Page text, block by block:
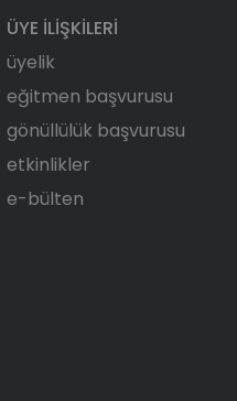
ÜYE ILIŞKILERI
üyelik
eğitmen başvurusu
gönüllülük başvurusu
etkinlikler
e-bülten